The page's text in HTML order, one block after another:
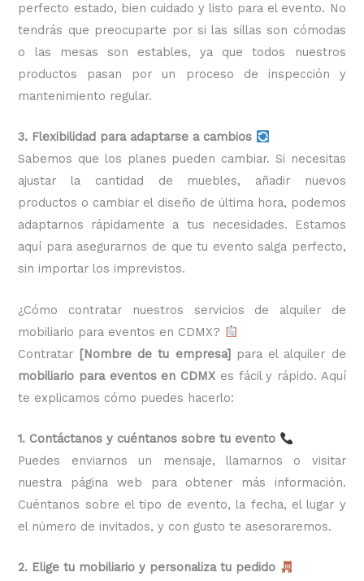
perfecto estado, bien cuidado y listo para el evento. No
tendrás que preocuparte por si las sillas son cómodas
o las mesas son estables, ya que todos nuestros
productos pasan por un proceso de inspección y
mantenimiento regular.
3. Flexibilidad para adaptarse a cambios
Sabemos que los planes pueden cambiar. Si necesitas
ajustar la cantidad de muebles, añadir nuevos
productos o cambiar el diseño de última hora, podemos
adaptarnos rápidamente a tus necesidades. Estamos
aquí para asegurarnos de que tu evento salga perfecto,
sin importar los imprevistos.
¿Cómo contratar nuestros servicios de alquiler de
mobiliario para eventos en CDMX?
Contratar [Nombre de tu empresa]para el alquiler de
mobiliario para eventos en CDMX es fácil y rápido. Aquí
te explicamos cómo puedes hacerlo:
1. Contáctanos y cuéntanos sobre tu evento
Puedes enviarnos un mensaje, llamarnos o visitar
nuestra página web para obtener más información.
Cuéntanos sobre el tipo de evento, la fecha, el lugar y
el número de invitados, y con gusto te asesoraremos.
2. Elige tu mobiliario y personaliza tu pedido